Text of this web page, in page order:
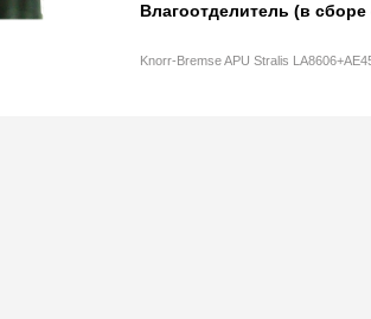
Влагоотделитель (в
Knorr-Bremse APU Stralis